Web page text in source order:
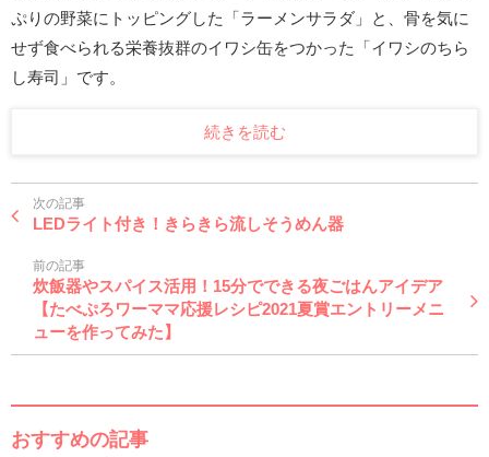
ぷりの野菜にトッピングした「ラーメンサラダ」と、骨を気に
せず食べられる栄養抜群のイワシ缶をつかった「イワシのちら
し寿司」です。
続きを読む
次の記事
LEDライト付き！きらきら流しそうめん器
前の記事
炊飯器やスパイス活用！15分でできる夜ごはんアイデア
【たべぷろワーママ応援レシピ2021夏賞エントリーメニ
ューを作ってみた】
おすすめの記事